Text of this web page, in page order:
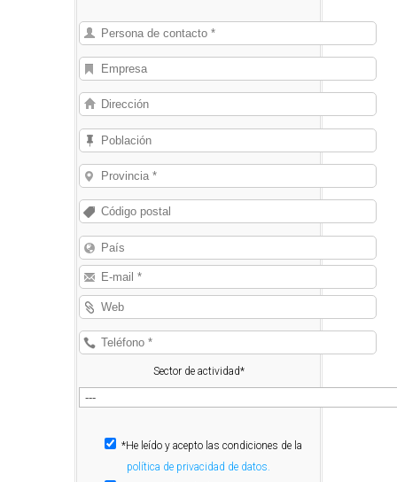
Sector de actividad*
*He leído y acepto las condiciones de la
política de privacidad de datos.